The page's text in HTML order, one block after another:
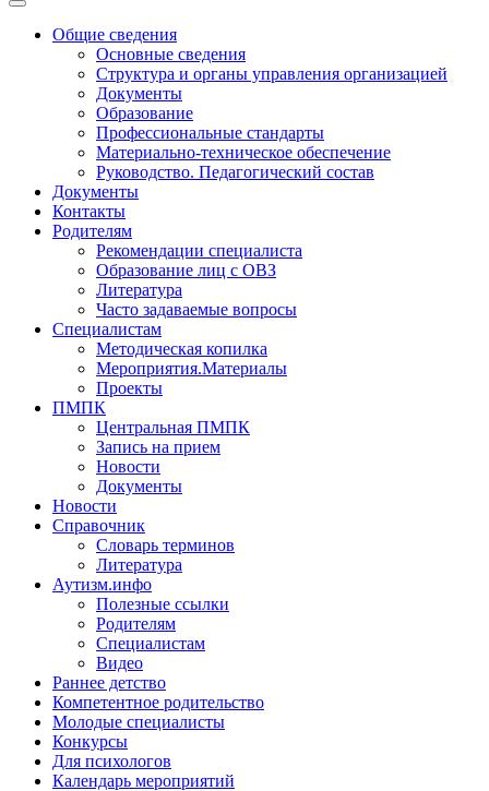
Toggle
navigationОбщие сведения
Основные сведения
Структура и органы управления организацией
Документы
Образование
Профессиональные стандарты
Материально-техническое обеспечение
Руководство. Педагогический состав
Документы
Контакты
Родителям
Рекомендации специалиста
Образование лиц с ОВЗ
Литература
Часто задаваемые вопросы
Специалистам
Методическая копилка
Мероприятия.Материалы
Проекты
ПМПК
Центральная ПМПК
Запись на прием
Новости
Документы
Новости
Справочник
Словарь терминов
Литература
Аутизм.инфо
Полезные ссылки
Родителям
Специалистам
Видео
Раннее детство
Компетентное родительство
Молодые специалисты
Конкурсы
Для психологов
Календарь мероприятий